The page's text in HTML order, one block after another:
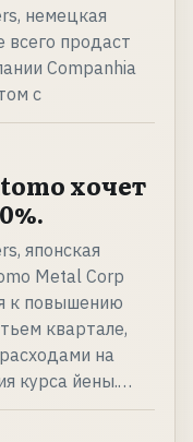
немецкая
всего продаст
Companhia
с
хочет
японская
Metal Corp
к повышению
квартале,
на
курса йены.…